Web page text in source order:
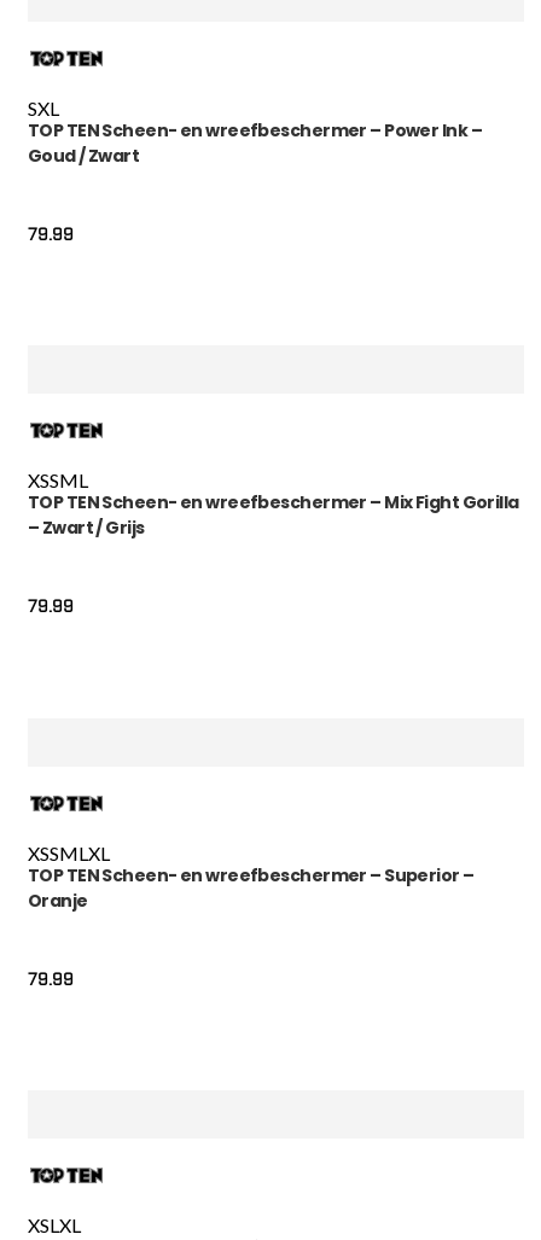
SXL
TOP TEN Scheen- en wreefbeschermer – Power Ink –
Goud / Zwart
79.99
XSSML
TOP TEN Scheen- en wreefbeschermer – Mix Fight Gorilla
– Zwart / Grijs
79.99
XSSML XL
TOP TEN Scheen- en wreefbeschermer – Superior –
Oranje
79.99
XSLXL